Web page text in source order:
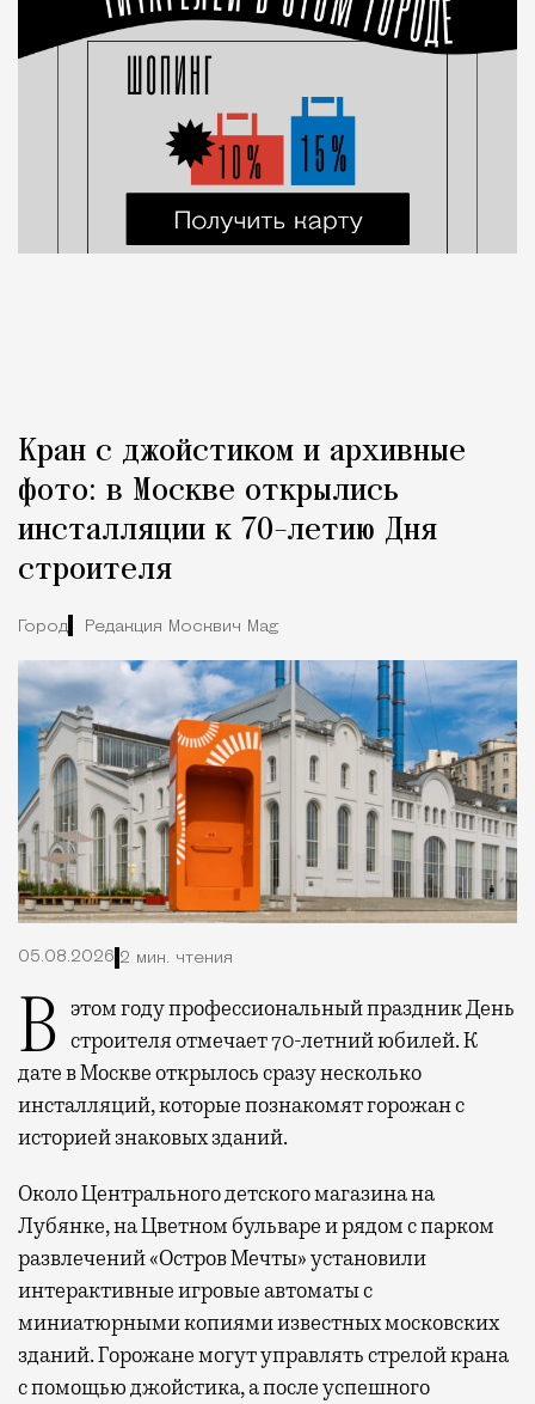
Кран с джойстиком и архивные
фото: в Москве открылись
инсталляции к 70-летию Дня
строителя
Город Редакция Москвич Mag
05.08.2026 2 мин. чтения
В этом году профессиональный праздник День строителя отмечает 70-летний юбилей. К
дате в Москве открылось сразу несколько
инсталляций, которые познакомят горожан с
историей знаковых зданий.
Около Центрального детского магазина на
Лубянке, на Цветном бульваре и рядом с парком
развлечений «Остров Мечты» установили
интерактивные игровые автоматы с
миниатюрными копиями известных московских
зданий. Горожане могут управлять стрелой крана
с помощью джойстика, а после успешного